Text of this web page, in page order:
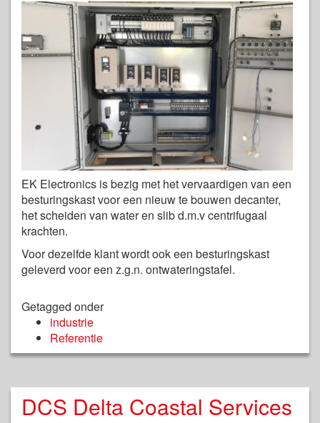
EK Electronics is bezig met het vervaardigen van een
besturingskast voor een nieuw te bouwen decanter,
het scheiden van water en slib d.m.v centrifugaal
krachten.
Voor dezelfde klant wordt ook een besturingskast
geleverd voor een z.g.n. ontwateringstafel.
Getagged onder
industrie
Referentie
DCS Delta Coastal Services